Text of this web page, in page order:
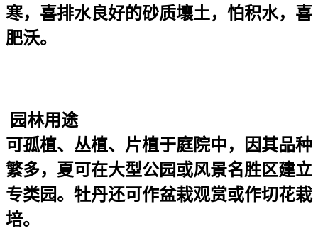
寒，喜排水良好的砂质壤土，怕积水，喜
肥沃。
园林用途
可孤植、丛植、片植于庭院中，因其品种
繁多，夏可在大型公园或风景名胜区建立
专类园。牡丹还可作盆栽观赏或作切花栽
培。